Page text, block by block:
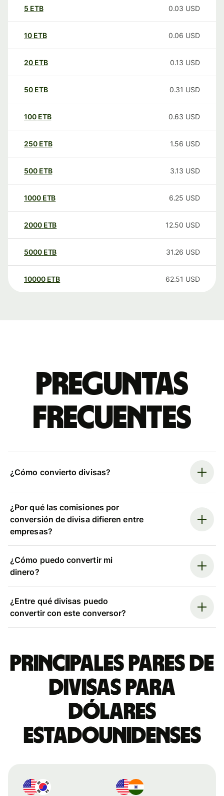
5 ETB 0.03 USD
10 ETB 0.06 USD
20 ETB 0.13 USD
50 ETB 0.31 USD
100 ETB 0.63 USD
250 ETB 1.56 USD
500 ETB 3.13 USD
1000 ETB 6.25 USD
2000 ETB 12.50 USD
5000 ETB 31.26 USD
10000 ETB 62.51 USD
Preguntas
frecuentes
¿Cómo convierto divisas?
¿Por qué las comisiones por
conversión de divisa difieren entre
empresas?
¿Cómo puedo convertir mi
dinero?
¿Entre qué divisas puedo
convertir con este conversor?
Principales pares de
divisas para
dólares
estadounidenses